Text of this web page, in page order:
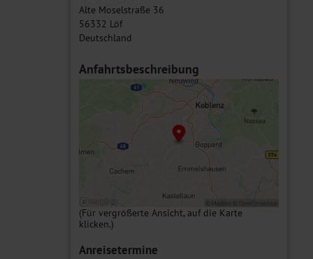
Alte Moselstraße 36
56332 Löf
Deutschland
Anfahrtsbeschreibung
(Für vergrößerte Ansicht, auf die Karte
klicken.)
Anreisetermine